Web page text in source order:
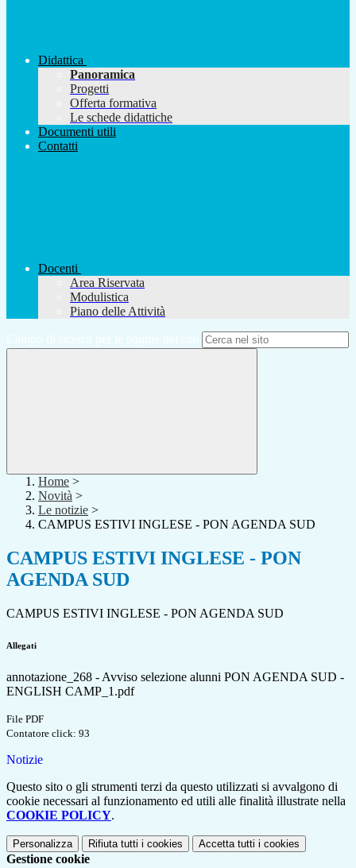
Didattica
Panoramica
Progetti
Offerta formativa
Le schede didattiche
Documenti utili
Contatti
Docenti
Area Riservata
Modulistica
Piano delle Attività
Home >
Novità >
Le notizie >
CAMPUS ESTIVI INGLESE - PON AGENDA SUD
CAMPUS ESTIVI INGLESE - PON
AGENDA SUD
CAMPUS ESTIVI INGLESE - PON AGENDA SUD
Allegati
annotazione_268 - Avviso selezione alunni PON AGENDA SUD -
ENGLISH CAMP_1.pdf
File PDF
Contatore click: 93
Notizie
Questo sito o gli strumenti terzi da questo utilizzati si avvalgono di
cookie necessari al funzionamento ed utili alle finalità illustrate nella
COOKIE POLICY.
Personalizza Rifiuta tutti i cookies Accetta tutti i cookies
Gestione cookie